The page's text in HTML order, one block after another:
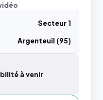
Secteur 1
Argenteuil (95)
à venir